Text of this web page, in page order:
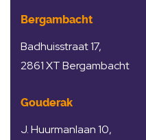
Bergambacht
Badhuisstraat 17,
2861 XT Bergambacht
Gouderak
J. Huurmanlaan 10,